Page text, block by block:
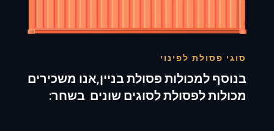
סוגי פסולת לפינוי
בנוסף למכולות פסולת בניין,אנו משכירים
מכולות לפסולת לסוגים שונים בשחר: